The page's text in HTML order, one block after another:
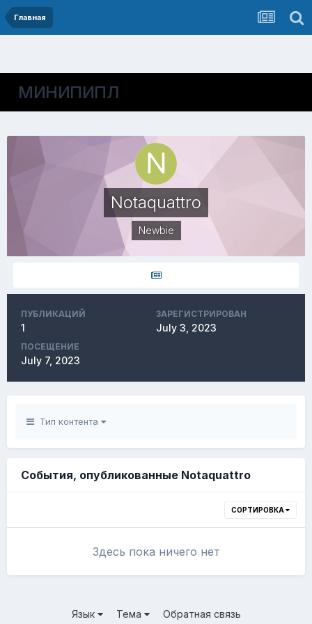
Главная
МИНИПИПЛ
Notaquattro
Newbie
ПУБЛИКАЦИЙ
1
ЗАРЕГИСТРИРОВАН
July 3, 2023
ПОСЕЩЕНИЕ
July 7, 2023
Тип контента
События, опубликованные Notaquattro
СОРТИРОВКА
Здесь пока ничего нет
Язык Тема Обратная связь